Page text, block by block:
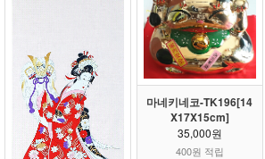
마네키네코-TK196[14
X17X15cm]
35,000원
400원 적립